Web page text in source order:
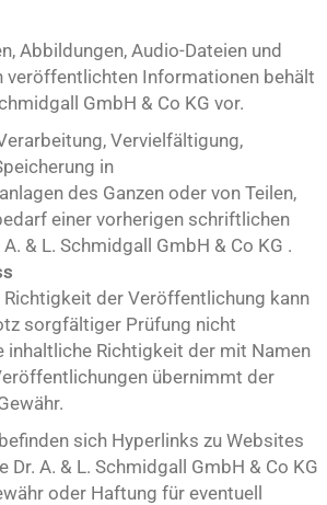
Abbildungen, Audio-Dateien und
veröffentlichten Informationen behält
GmbH & Co KG vor.
Vervielfältigung,
in
des Ganzen oder von Teilen,
einer vorherigen schriftlichen
& L. Schmidgall GmbH & Co KG .
der Veröffentlichung kann
sorgfältiger Prüfung nicht
inhaltliche Richtigkeit der mit Namen
übernimmt der
sich Hyperlinks zu Websites
Dr. A. & L. Schmidgall GmbH & Co KG
oder Haftung für eventuell